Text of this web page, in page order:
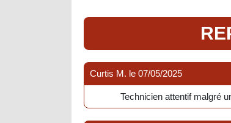
Curtis M. le 07/05/2025
Technicien attentif malgré